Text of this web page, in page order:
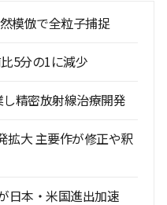
模倣で全粒子捕捉
5分の1に減少
精密放射線治療開発
拡大 主要作が修正や釈
日本・米国進出加速